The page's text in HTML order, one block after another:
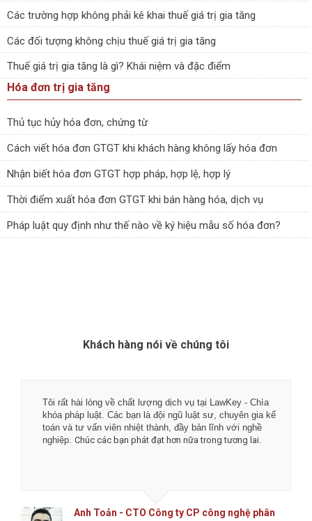
Các trường hợp không phải kê khai thuế giá trị gia tăng
Các đối tượng không chịu thuế giá trị gia tăng
Thuế giá trị gia tăng là gì? Khái niệm và đặc điểm
Hóa đơn trị gia tăng
Thủ tục hủy hóa đơn, chứng từ
Cách viết hóa đơn GTGT khi khách hàng không lấy hóa đơn
Nhận biết hóa đơn GTGT hợp pháp, hợp lệ, hợp lý
Thời điểm xuất hóa đơn GTGT khi bán hàng hóa, dịch vụ
Pháp luật quy định như thế nào về ký hiệu mẫu số hóa đơn?
Khách hàng nói về chúng tôi
Tôi rất hài lòng về chất lượng dịch vụ tại LawKey - Chìa
khóa pháp luật. Các bạn là đội ngũ luật sư, chuyên gia kế
toán và tư vấn viên nhiệt thành, đầy bản lĩnh với nghề
nghiệp.Chúc các bạn phát đạt hơn nữa trong tương lai.
Anh Toản - CTO Công ty CP công nghệ phân